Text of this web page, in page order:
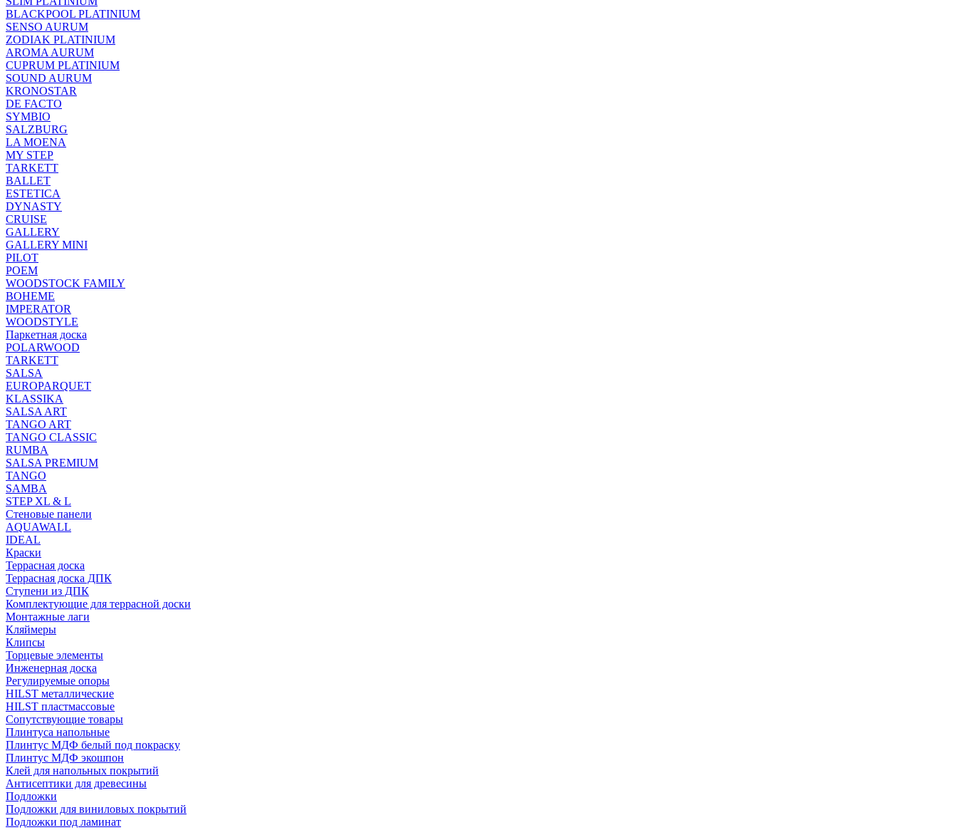
BLACKPOOL PLATINIUM
SENSO AURUM
ZODIAK PLATINIUM
AROMA AURUM
CUPRUM PLATINIUM
SOUND AURUM
KRONOSTAR
DE FACTO
SYMBIO
SALZBURG
LA MOENA
MY STEP
TARKETT
BALLET
ESTETICA
DYNASTY
CRUISE
GALLERY
GALLERY MINI
PILOT
POEM
WOODSTOCK FAMILY
BOHEME
IMPERATOR
WOODSTYLE
Паркетная доска
POLARWOOD
TARKETT
SALSA
EUROPARQUET
KLASSIKA
SALSA ART
TANGO ART
TANGO CLASSIC
RUMBA
SALSA PREMIUM
TANGO
SAMBA
STEP XL & L
Стеновые панели
AQUAWALL
IDEAL
Краски
Террасная доска
Террасная доска ДПК
Ступени из ДПК
Комплектующие для террасной доски
Монтажные лаги
Кляймеры
Клипсы
Торцевые элементы
Инженерная доска
Регулируемые опоры
HILST металлические
HILST пластмассовые
Сопутствующие товары
Плинтуса напольные
Плинтус МДФ белый под покраску
Плинтус МДФ экошпон
Клей для напольных покрытий
Антисептики для древесины
Подложки
Подложки для виниловых покрытий
Подложки под ламинат